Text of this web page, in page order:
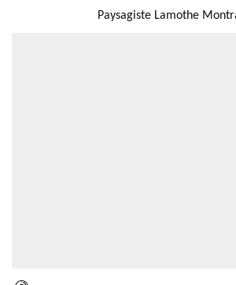
Paysagiste Lamothe